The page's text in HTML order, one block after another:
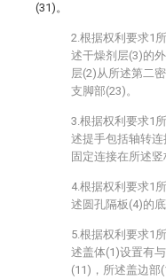
(31)。
2.根据权利要求1
述干燥剂层(3)的
层(2)从所述第二
支脚部(23)。
3.根据权利要求1
述提手包括轴转
固定连接在所述竖
4.根据权利要求1
述圆孔隔板(4)的
5.根据权利要求1
述盖体(1)设置有
(11)，所述盖边部